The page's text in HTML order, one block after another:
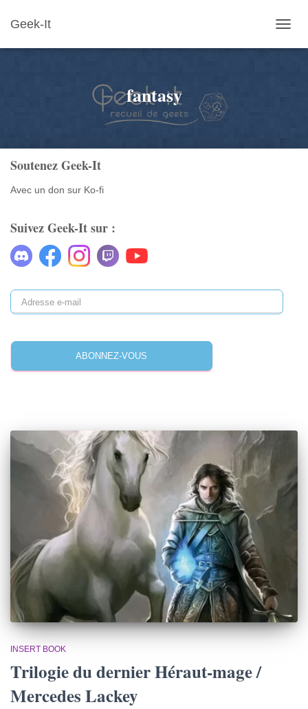
Geek-It
LA
fantasy
Soutenez Geek-It
Avec un don sur Ko-fi
Suivez Geek-It sur :
ABONNEZ-VOUS
INSERT BOOK
Trilogie du dernier Héraut-mage /
Mercedes Lackey